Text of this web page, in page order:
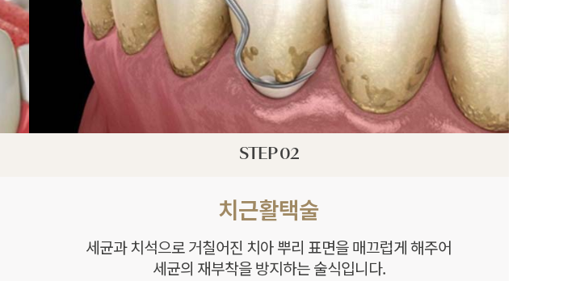
STEP 02
치근활택술
세균과 치석으로 거칠어진 치아 뿌리 표면을 매끄럽게 해주어
세균의 재부착을 방지하는 술식입니다.